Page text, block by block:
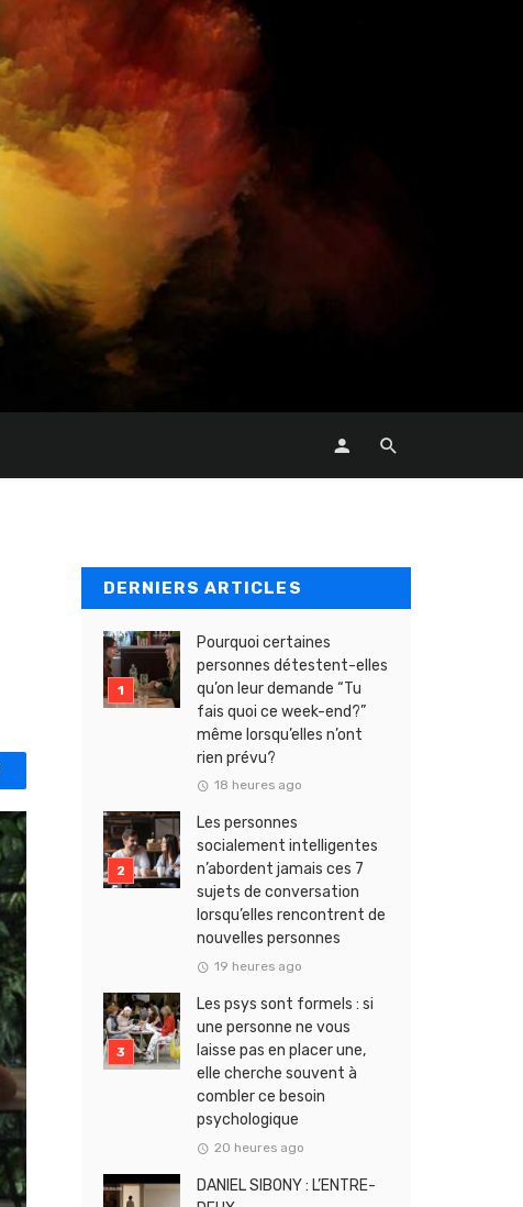
DERNIERS ARTICLES
Pourquoi certaines
personnes détestent-elles
qu’on leur demande “Tu
fais quoi ce week-end?”
même lorsqu’elles n’ont
rien prévu?
18 heures ago
Les personnes
socialement intelligentes
n’abordent jamais ces 7
sujets de conversation
lorsqu’elles rencontrent de
nouvelles personnes
19 heures ago
Les psys sont formels : si
une personne ne vous
laisse pas en placer une,
elle cherche souvent à
combler ce besoin
psychologique
20 heures ago
DANIEL SIBONY : L’ENTRE-